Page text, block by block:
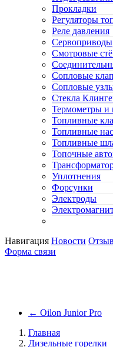
Прокладки
Регуляторы
Реле давления
Сервоприводы
Смотровые
Сопловые
Сопловые
Стекла
Термометры и
Топливные
Топливные
Топливные
Топочные
Уплотнения
Форсунки
Электроды
Навигация Новости
Форма связи
← Oilon Junior Pro
Главная
Дизельные горелки